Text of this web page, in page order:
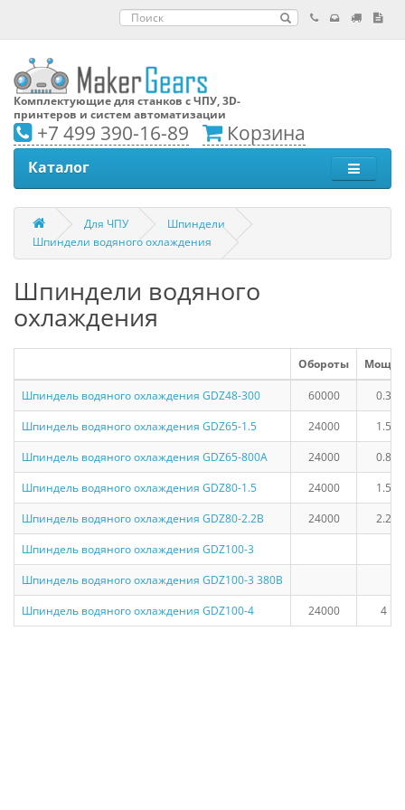
Комплектующие для станков с ЧПУ, 3D-
принтеров и систем автоматизации
+7 499 390-16-89 Корзина
Каталог
Для ЧПУ
Шпиндели
Шпиндели водяного охлаждения
Шпиндели водяного
охлаждения
Обороты
Шпиндель водяного охлаждения GDZ48-300 60000
0.3
Шпиндель водяного охлаждения GDZ65-1.5
24000
1.5
Шпиндель водяного охлаждения GDZ65-800A
24000
0.8
Шпиндель водяного охлаждения GDZ80-1.5
24000
1.5
Шпиндель водяного охлаждения GDZ80-2.2B
24000
2.2
Шпиндель водяного охлаждения GDZ100-3
Шпиндель водяного охлаждения GDZ100-3 380В
Шпиндель водяного охлаждения GDZ100-4
24000 4